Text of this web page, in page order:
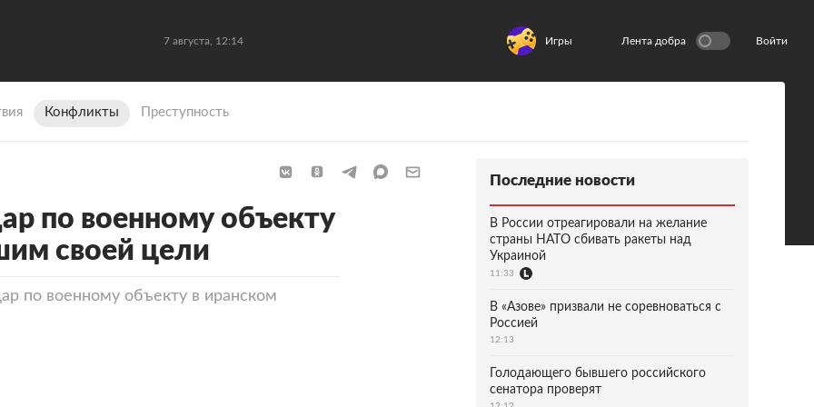
7 августа, 12:14 Игры Лента добра Войти
Конфликты Преступность
по военному объекту
своей цели
по военному объекту в иранском
Последние новости
В России отреагировали на желание
страны НАТО сбивать ракеты над
Украиной
11:33
В «Азове» призвали не соревноваться с
Россией
12:13
Голодающего бывшего российского
сенатора проверят